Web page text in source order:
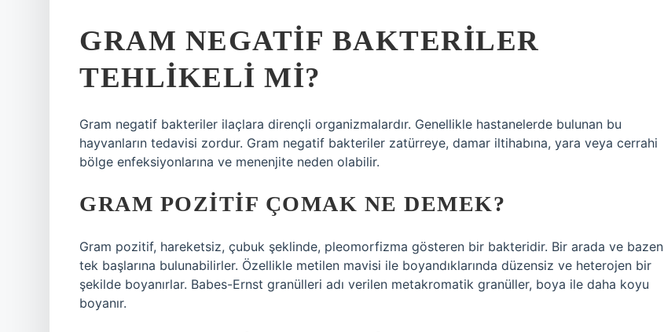
GRAM NEGATIF BAKTERILER
TEHLIKELI MI?
Gram negatif bakteriler ilaçlara dirençli organizmalardır. Genellikle hastanelerde bulunan bu
hayvanların tedavisi zordur. Gram negatif bakteriler zatürreye, damar iltihabına, yara veya cerrahi
bölge enfeksiyonlarına ve menenjite neden olabilir.
GRAM POZITIF ÇOMAK NE DEMEK?
Gram pozitif, hareketsiz, çubuk şeklinde, pleomorfizma gösteren bir bakteridir. Bir arada ve bazen
tek başlarına bulunabilirler. Özellikle metilen mavisi ile boyandıklarında düzensiz ve heterojen bir
şekilde boyanırlar. Babes-Ernst granülleri adı verilen metakromatik granüller, boya ile daha koyu
boyanır.